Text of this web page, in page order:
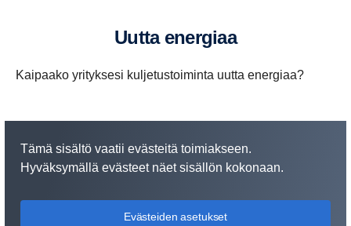
Uutta energiaa
Kaipaako yrityksesi kuljetustoiminta uutta energiaa?
Tämä sisältö vaatii evästeitä toimiakseen.
Hyväksymällä evästeet näet sisällön kokonaan.
Evästeiden asetukset